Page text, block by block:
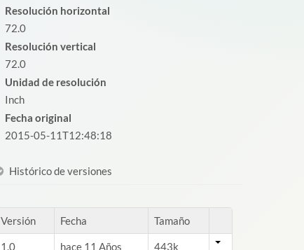
Resolución horizontal
72.0
Resolución vertical
72.0
Unidad de resolución
Inch
Fecha original
2015-05-11T12:48:18
Histórico de versiones
Versión Fecha Tamaño
1.0 hace 11 Años 443k